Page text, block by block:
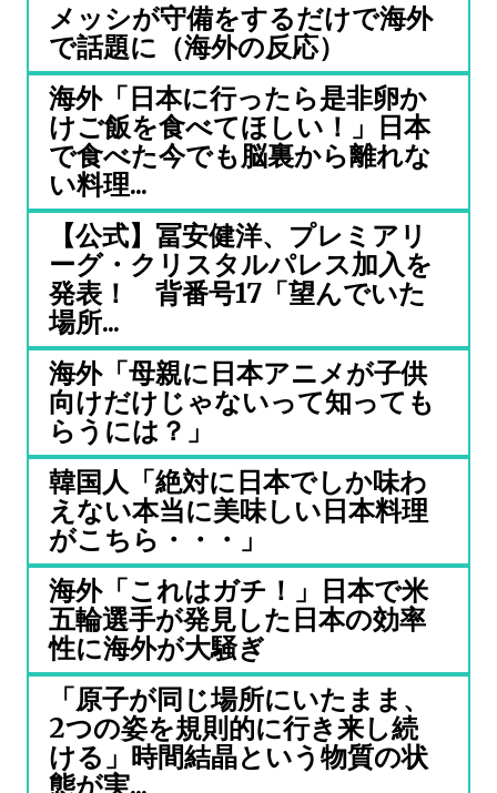
メッシが守備をするだけで海外
で話題に（海外の反応）
海外「日本に行ったら是非卵か
けご飯を食べてほしい！」日本
で食べた今でも脳裏から離れな
い料理...
【公式】冨安健洋、プレミアリ
ーグ・クリスタルパレス加入を
発表！ 背番号17「望んでいた
場所...
海外「母親に日本アニメが子供
向けだけじゃないって知っても
らうには？」
韓国人「絶対に日本でしか味わ
えない本当に美味しい日本料理
がこちら・・・」
海外「これはガチ！」日本で米
五輪選手が発見した日本の効率
性に海外が大騒ぎ
「原子が同じ場所にいたまま、
2つの姿を規則的に行き来し続
ける」時間結晶という物質の状
態が実...